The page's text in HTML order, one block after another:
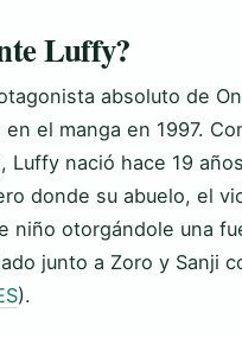
Luffy?
absoluto de
el manga en 1997.
Luffy nació hace 19
donde su abuelo, el
niño otorgándole una
junto a Zoro y Sanji
).